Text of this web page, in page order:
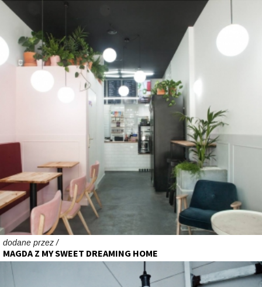
dodane przez /
MAGDA Z MY SWEET DREAMING HOME